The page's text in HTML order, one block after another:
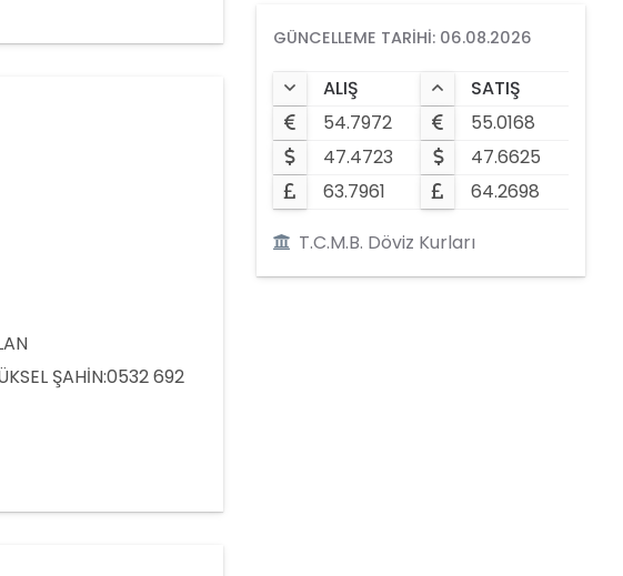
ŞAHİN:0532 692
GÜNCELLEME TARIHI: 06.08.2026
ALIŞ
SATIŞ
54.7972
55.0168
47.4723
47.6625
63.7961
64.2698
T.C.M.B. Döviz Kurları